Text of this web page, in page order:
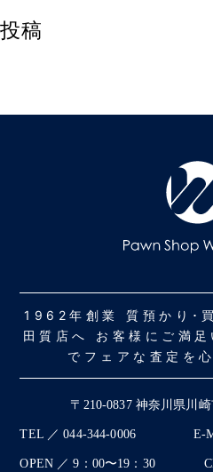
投稿
1962年創業 質預かり･
田質店へ お客様にご満
でフェアな査定を
〒210-0837 神奈川県川
TEL ／ 044-344-0006 E-
OPEN ／ 9：00〜19：30